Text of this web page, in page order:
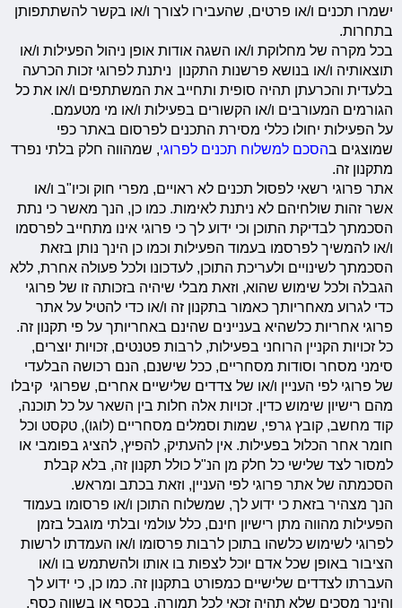
ישמרו תכנים ו/או פרטים, שהעבירו לצורך ו/או בקשר להשתתפותן
בתחרות.
בכל מקרה של מחלוקת ו/או השגה אודות אופן ניהול הפעילות ו/או
תוצאותיה ו/או בנושא פרשנות התקנון ניתנת לפרוגי זכות הכרעה
בלעדית והכרעתן תהיה סופית ותחייב את המשתתפים ו/או את כל
הגורמים המעורבים ו/או הקשורים בפעילות ו/או מי מטעמם.
על הפעילות יחולו כללי מסירת התכנים לפרסום באתר כפי
שמוצגים בהסכם למשלוח תכנים לפרוגי, שמהווה חלק בלתי נפרד
מתקנון זה.
אתר פרוגי רשאי לפסול תכנים לא ראויים, מפרי חוק וכיו"ב ו/או
אשר זהות שולחיהם לא ניתנת לאימות. כמו כן, הנך מאשר כי נתת
הסכמתך לבדיקת התוכן וכי ידוע לך כי פרוגי אינו מתחייב לפרסמו
ו/או להמשיך לפרסמו בעמוד הפעילות וכמו כן הינך נותן בזאת
הסכמתך לשינויים ולעריכת התוכן, לעדכונו ולכל פעולה אחרת, ללא
הגבלה ולכל שימוש שהוא, וזאת מבלי שיהיה בזכותה זו של פרוגי
כדי לגרוע מאחריותך כאמור בתקנון זה ו/או כדי להטיל על אתר
פרוגי אחריות כלשהיא בעניינים שהינם באחריותך על פי תקנון זה.
כל זכויות הקניין הרוחני בפעילות, לרבות פטנטים, זכויות יוצרים,
סימני מסחר וסודות מסחריים, ככל שישנם, הנם רכושה הבלעדי
של פרוגי לפי העניין ו/או של צדדים שלישיים אחרים, שפרוגי קיבלו
מהם רישיון שימוש כדין. זכויות אלה חלות בין השאר על כל תוכנה,
קוד מחשב, קובץ גרפי, שמות וסמלים מסחריים (לוגו), טקסט וכל
חומר אחר הכלול בפעילות. אין להעתיק, להפיץ, להציג בפומבי או
למסור לצד שלישי כל חלק מן הנ"ל כולל תקנון זה, בלא קבלת
הסכמתה של אתר פרוגי לפי העניין, וזאת בכתב ומראש.
הנך מצהיר בזאת כי ידוע לך, שמשלוח התוכן ו/או פרסומו בעמוד
הפעילות מהווה מתן רישיון חינם, כלל עולמי ובלתי מוגבל בזמן
לפרוגי לשימוש כלשהו בתוכן לרבות פרסומו ו/או העמדתו לרשות
הציבור באופן שכל אדם יוכל לצפות בו אותו ולהשתמש בו ו/או
העברתו לצדדים שלישיים כמפורט בתקנון זה. כמו כן, כי ידוע לך
והינך מסכים שלא תהיה זכאי לכל תמורה, בכסף או בשווה כסף,